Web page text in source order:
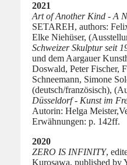
2021
Art of Another Kind - A
SETAREH, authors:
Elke Niehüser,
Schweizer Skulptur seit
und dem Aargauer
Doswald, Peter Fischer,
Schneemann, Simone
(deutsch/französisch),
Düsseldorf - Kunst im
Autorin: Helga
Erwähnungen: p. 142ff.
2020
ZERO IS INFINITY,
Kurosawa, published by